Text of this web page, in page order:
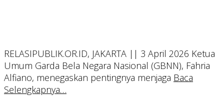
RELASIPUBLIK.OR.ID, JAKARTA || 3 April 2026 Ketua
Umum Garda Bela Negara Nasional (GBNN), Fahria
Alfiano, menegaskan pentingnya menjaga Baca
Selengkapnya…